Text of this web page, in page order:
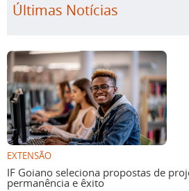
Últimas Notícias
EXTENSÃO
IF Goiano seleciona propostas de
permanência e êxito